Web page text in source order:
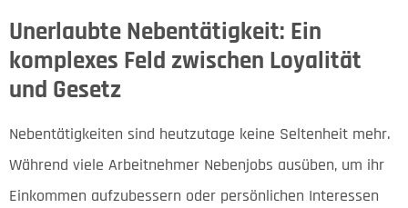
Unerlaubte Nebentätigkeit: Ein
komplexes Feld zwischen Loyalität
und Gesetz
Nebentätigkeiten sind heutzutage keine Seltenheit mehr.
Während viele Arbeitnehmer Nebenjobs ausüben, um ihr
Einkommen aufzubessern oder persönlichen Interessen